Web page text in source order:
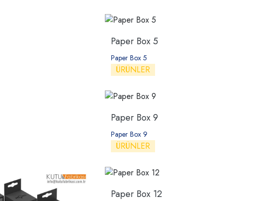
Paper Box 5
Paper Box 5
ÜRÜNLER
Paper Box 9
Paper Box 9
ÜRÜNLER
Paper Box 12